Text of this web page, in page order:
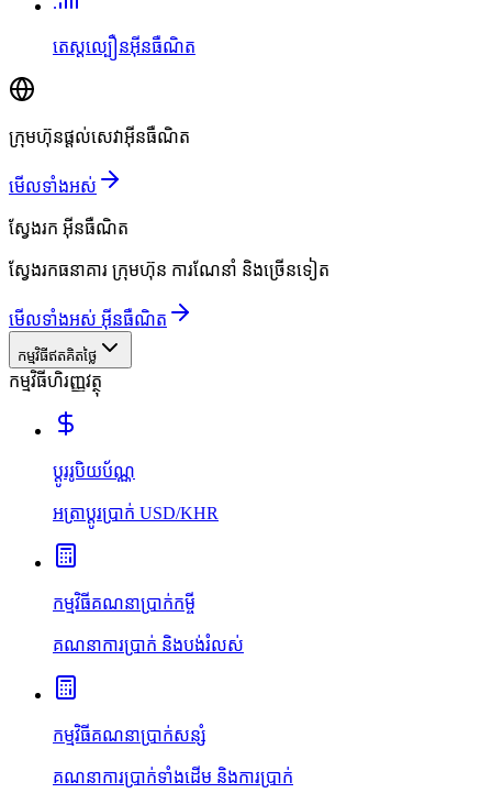
តេស្តល្បឿនអ៊ីនធឺណិត
ក្រុមហ៊ុនផ្តល់សេវាអ៊ីនធឺណិត
មើលទាំងអស់
ស្វែងរក អ៊ីនធឺណិត
ស្វែងរកធនាគារ ក្រុមហ៊ុន ការណែនាំ និងច្រើនទៀត
មើលទាំងអស់ អ៊ីនធឺណិត
កម្មវិធីឥតគិតថ្លៃ
កម្មវិធីហិរញ្ញវត្ថុ
ប្ដូររូបិយប័ណ្ណ
អត្រាប្ដូរប្រាក់ USD/KHR
កម្មវិធីគណនាប្រាក់កម្ចី
គណនាការប្រាក់ និងបង់រំលស់
កម្មវិធីគណនាប្រាក់សន្សំ
គណនាការប្រាក់ទាំងដើម និងការប្រាក់